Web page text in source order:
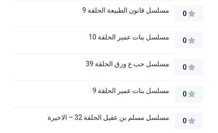
0 مسلسل قانون الطبيعة الحلقة 9
0 مسلسل بنات عمير الحلقة 10
0 مسلسل حب ع ورق الحلقة 39
0 مسلسل بنات عمير الحلقة 9
0 مسلسل مسلم بن عقيل الحلقة 32 – الاخيرة